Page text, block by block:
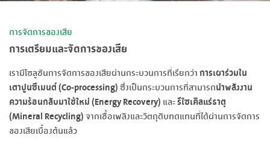
การจัดการของเสีย
การเตรียมและจัดการของเสีย
เรามีโซลูชันการจัดการของเสียผ่านกระบวนการที่เรียกว่าการเผาร่วมใน
เตาปูนซีเมนต์ (Co-processing)ซึ่งเป็นกระบวนการที่สามารถนำพลังงาน
ความร้อนกลับมาใช้ใหม่ (Energy Recovery) และรีไซเคิลแร่ธาตุ
(Mineral Recycling)จากเชื้อเพลิงและวัตถุดิบทดแทนที่ได้ผ่านการจัดการ
ของเสียเบื้องต้นแล้ว